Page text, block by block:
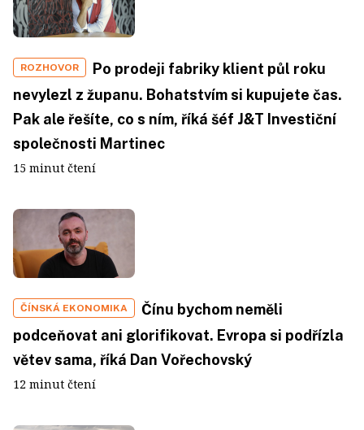
ROZHOVOR
Po prodeji fabriky klient půl roku
nevylezl z županu. Bohatstvím si kupujete čas.
Pak ale řešíte, co s ním, říká šéf J&T Investiční
společnosti Martinec
15 minut čtení
ČÍNSKÁ EKONOMIKA
Čínu bychom neměli
podceňovat ani glorifikovat. Evropa si podřízla
větev sama, říká Dan Vořechovský
12 minut čtení